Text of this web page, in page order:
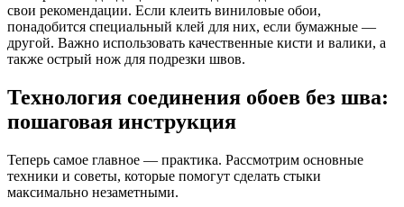
свои рекомендации. Если клеить виниловые обои,
понадобится специальный клей для них, если бумажные —
другой. Важно использовать качественные кисти и валики, а
также острый нож для подрезки швов.
Технология соединения обоев без шва:
пошаговая инструкция
Теперь самое главное — практика. Рассмотрим основные
техники и советы, которые помогут сделать стыки
максимально незаметными.